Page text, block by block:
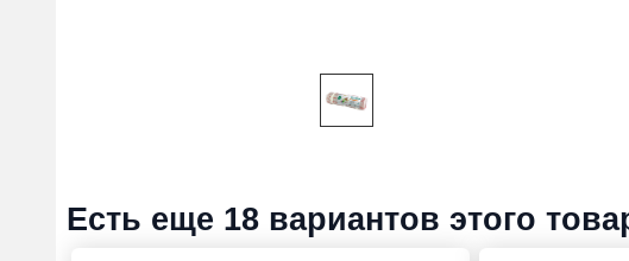
Есть еще 18 вариантов этого